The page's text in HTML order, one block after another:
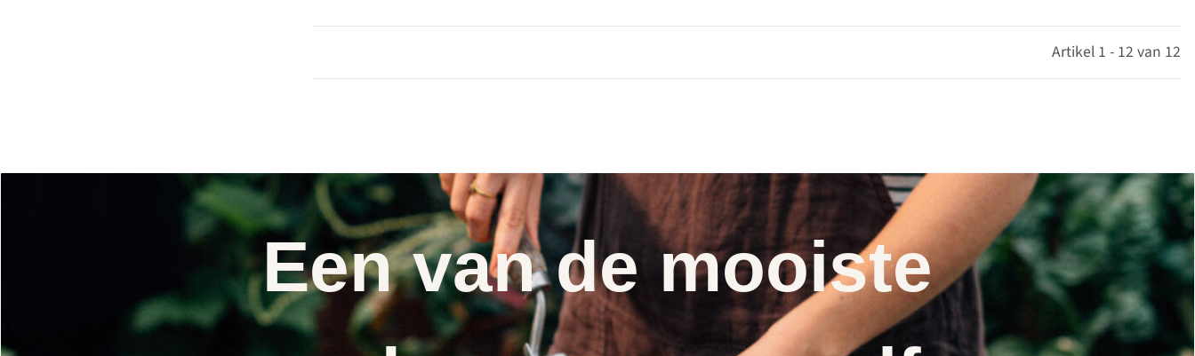
Artikel 1 - 12 van 12
Een van de mooiste